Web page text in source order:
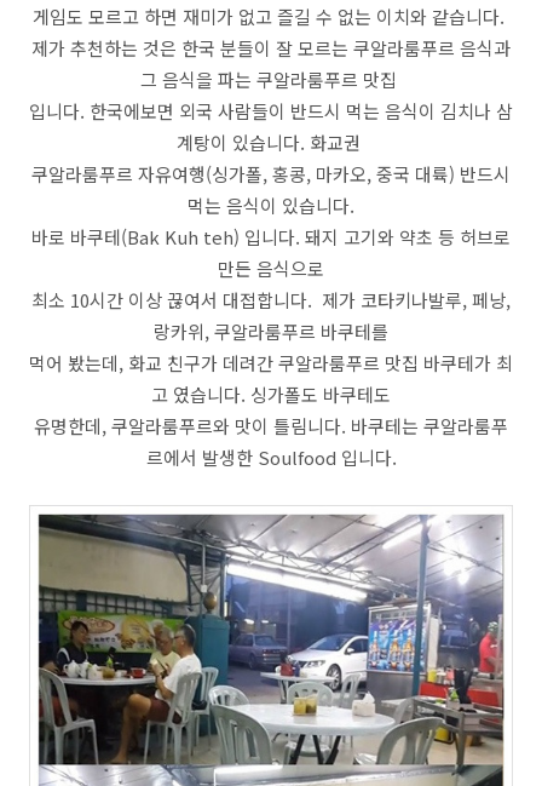
게임도 모르고 하면 재미가 없고 즐길 수 없는 이치와 같습니다.
제가 추천하는 것은 한국 분들이 잘 모르는 쿠알라룸푸르 음식과
그 음식을 파는 쿠알라룸푸르 맛집
입니다. 한국에보면 외국 사람들이 반드시 먹는 음식이 김치나 삼
계탕이 있습니다. 화교권
쿠알라룸푸르 자유여행(싱가폴, 홍콩, 마카오, 중국 대륙) 반드시
먹는 음식이 있습니다.
바로 바쿠테(Bak Kuh teh) 입니다. 돼지 고기와 약초 등 허브로
만든 음식으로
최소 10시간 이상 끊여서 대접합니다. 제가 코타키나발루, 페낭,
랑카위, 쿠알라룸푸르 바쿠테를
먹어 봤는데, 화교 친구가 데려간 쿠알라룸푸르 맛집 바쿠테가 최
고 였습니다. 싱가폴도 바쿠테도
유명한데, 쿠알라룸푸르와 맛이 틀림니다. 바쿠테는 쿠알라룸푸
르에서 발생한 Soulfood 입니다.